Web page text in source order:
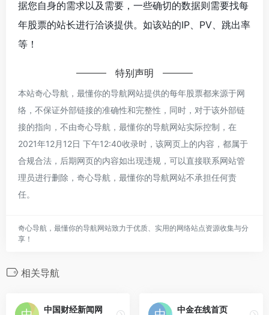
据您自身的需求以及需要，一些确切的数据则需要找每
年股票的站长进行洽谈提供。如该站的IP、PV、跳出率
等！
特别声明
本站奇心导航，最懂你的导航网站提供的每年股票都来源于网
络，不保证外部链接的准确性和完整性，同时，对于该外部链
接的指向，不由奇心导航，最懂你的导航网站实际控制，在
2021年12月12日 下午12:40收录时，该网页上的内容，都属于
合规合法，后期网页的内容如出现违规，可以直接联系网站管
理员进行删除，奇心导航，最懂你的导航网站不承担任何责
任。
奇心导航，最懂你的导航网站致力于优质、实用的网络站点资源收集与分
享！
相关导航
中国财经新闻网 中金在线首页